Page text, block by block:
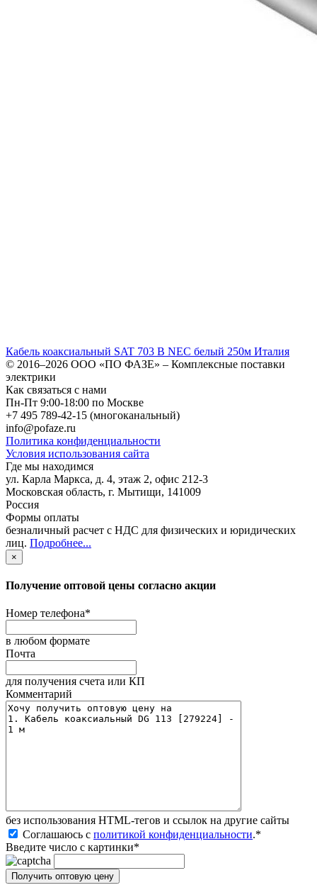
Кабель коаксиальный SAT 703 B NEC белый 250м Италия
© 2016–2026 ООО «ПО ФАЗЕ» – Комплексные поставки
электрики
Как связаться с нами
Пн-Пт 9:00-18:00 по Москве
+7 495 789-42-15 (многоканальный)
info@pofaze.ru
Политика конфиденциальности
Условия использования сайта
Где мы находимся
ул. Карла Маркса, д. 4, этаж 2, офис 212-3
Московская область, г. Мытищи, 141009
Россия
Формы оплаты
безналичный расчет с НДС для физических и юридических
лиц. Подробнее...
×
Получение оптовой цены согласно акции
Номер телефона*
в любом формате
Почта
для получения счета или КП
Комментарий
без иcпользования HTML-тегов и ссылок на другие сайты
Соглашаюсь с политикой конфиденциальности.*
Введите число с картинки*